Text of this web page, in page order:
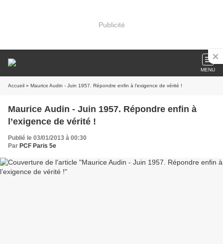
Publicité
MENU
Accueil » Maurice Audin - Juin 1957. Répondre enfin à l’exigence de vérité !
Maurice Audin - Juin 1957. Répondre enfin à
l’exigence de vérité !
Publié le 03/01/2013 à 00:30
Par PCF Paris 5e